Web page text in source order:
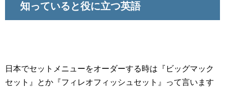
知っていると役に立つ英語
日本でセットメニューをオーダーする時は『ビッグマック
セット』とか『フィレオフィッシュセット』って言います